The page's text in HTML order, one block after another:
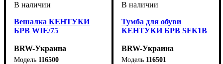
Вешалка КЕНТУКИ
БРВ WIE/75
BRW-Украина
116500
Тумба для обуви
КЕНТУКИ БРВ SFK1B
BRW-Украина
116501